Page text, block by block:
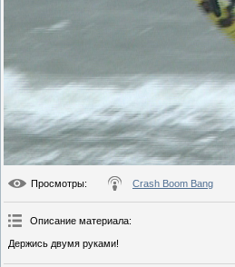
Просмотры: Crash Boom Bang
Описание материала:
Держись двумя руками!